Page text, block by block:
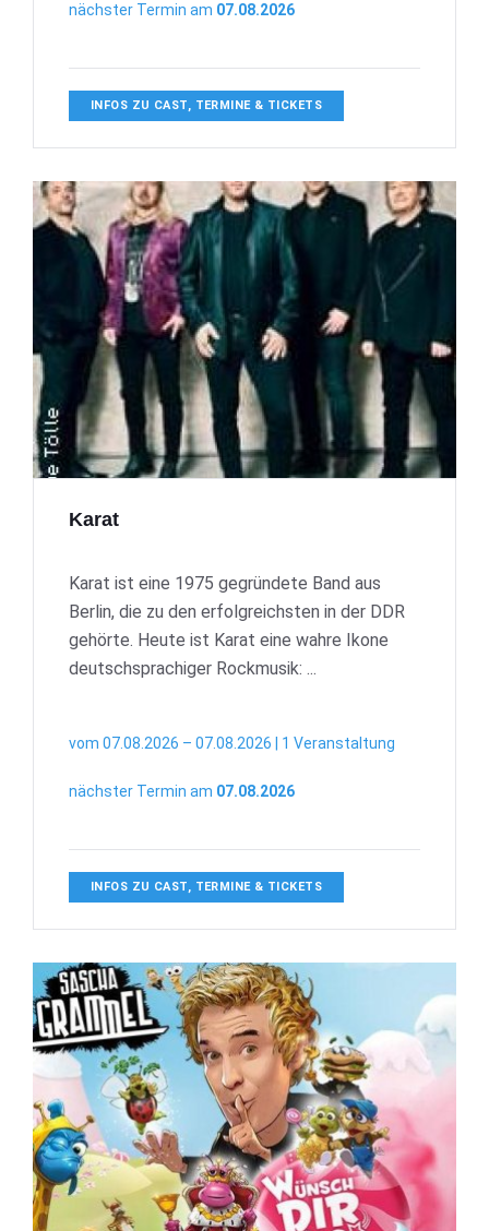
nächster Termin am 07.08.2026
INFOS ZU CAST, TERMINE & TICKETS
Karat
Karat ist eine 1975 gegründete Band aus
Berlin, die zu den erfolgreichsten in der DDR
gehörte. Heute ist Karat eine wahre Ikone
deutschsprachiger Rockmusik: ...
vom 07.08.2026 – 07.08.2026 | 1 Veranstaltung
nächster Termin am 07.08.2026
INFOS ZU CAST, TERMINE & TICKETS